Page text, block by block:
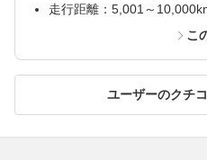
走行距離：5,001～
こ
ユーザーのクチ